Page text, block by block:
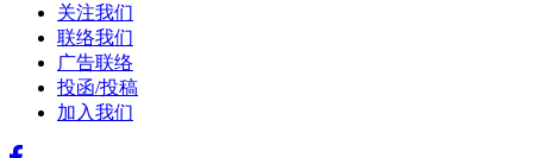
关注我们
联络我们
广告联络
投函/投稿
加入我们